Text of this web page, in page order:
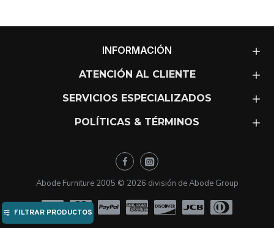
INFORMACIÓN
ATENCIÓN AL CLIENTE
SERVICIOS ESPECIALIZADOS
POLÍTICAS & TÉRMINOS
Abode Furniture 2005 © 2026 división de Abode Group
FILTRAR PRODUCTOS